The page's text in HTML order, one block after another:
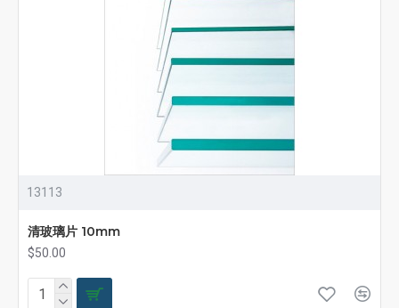
13113
清玻璃片 10mm
$50.00